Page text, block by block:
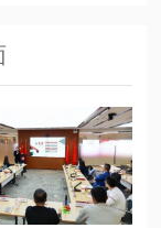
秀、魏勇分别
集行业大咖共商
持“稳中求进，以
要求，适应新质
动行业高质量发
重大问题上相
先进完整、自主
链、供应链体
“科技创新是发展
素”这一重要论
。 百度智
数智公司、上海
、重庆梅安森、
计算太原中心的
，其中华廷集团
副总围绕“视觉大